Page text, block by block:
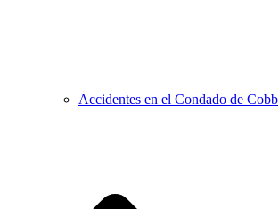
Accidentes en el Condado de Cobb